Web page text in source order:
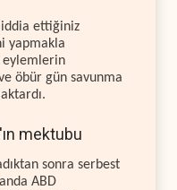
iddia ettiğiniz
yapmakla
eylemlerin
öbür gün savunma
mektubu
sonra serbest
ABD